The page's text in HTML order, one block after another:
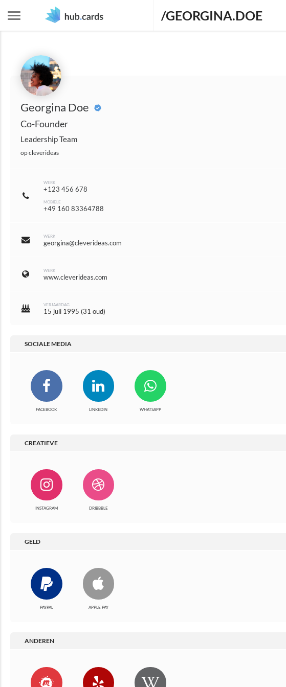
/GEORGINA.DOE
Georgina Doe
Co-Founder
Leadership Team
opcleverideas
WERK
+123 456 678
MOBIELE
+49 160 83364788
WERK
georgina@cleverideas.com
WERK
www.cleverideas.com
VERJAARDAG
15 juli 1995 (31 oud)
SOCIALE MEDIA
FACEBOOK LINKEDIN WHATSAPP
CREATIEVE
INSTAGRAM DRIBBBLE
GELD
PAYPAL APPLE PAY
ANDEREN